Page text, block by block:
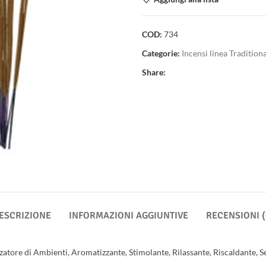
COD: 734
Categorie: Incensi linea
Share:
INFORMAZIONI AGGIUNTIVE RECENSIONI
di Ambienti, Aromatizzante, Stimolante, Rilassante, Riscaldante,